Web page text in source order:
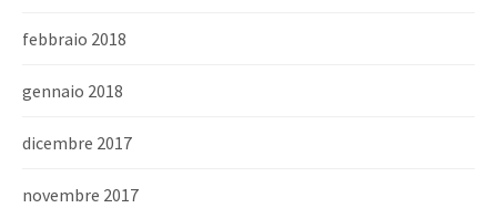
febbraio 2018
gennaio 2018
dicembre 2017
novembre 2017